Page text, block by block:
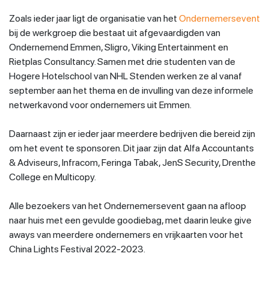
Zoals ieder jaar ligt de organisatie van het Ondernemersevent
bij de werkgroep die bestaat uit afgevaardigden van
Ondernemend Emmen, Sligro, Viking Entertainment en
Rietplas Consultancy. Samen met drie studenten van de
Hogere Hotelschool van NHL Stenden werken ze al vanaf
september aan het thema en de invulling van deze informele
netwerkavond voor ondernemers uit Emmen.
Daarnaast zijn er ieder jaar meerdere bedrijven die bereid zijn
om het event te sponsoren. Dit jaar zijn dat Alfa Accountants
& Adviseurs, Infracom, Feringa Tabak, JenS Security, Drenthe
College en Multicopy.
Alle bezoekers van het Ondernemersevent gaan na afloop
naar huis met een gevulde goodiebag, met daarin leuke give
aways van meerdere ondernemers en vrijkaarten voor het
China Lights Festival 2022-2023.